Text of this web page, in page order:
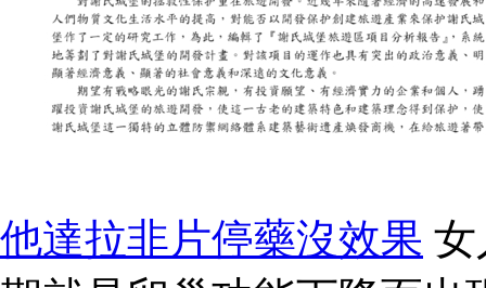
他達拉非片停藥沒效果 女